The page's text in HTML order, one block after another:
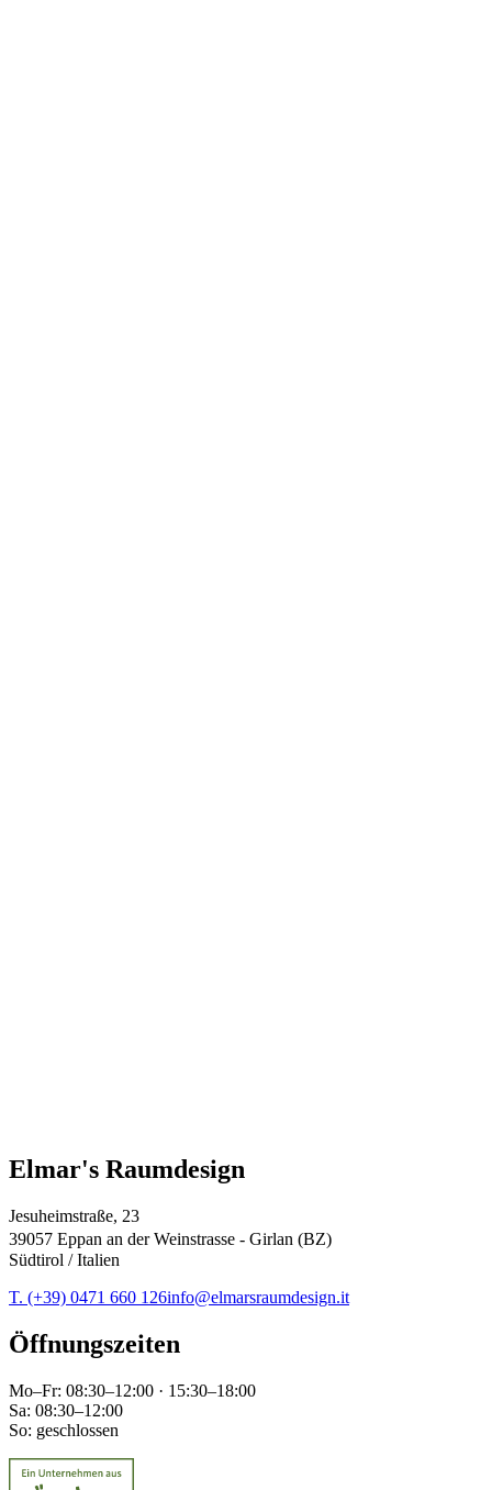
Elmar's Raumdesign
Jesuheimstraße, 23
39057 Eppan an der Weinstrasse - Girlan (BZ)
Südtirol / Italien
T. (+39) 0471 660 126info@elmarsraumdesign.it
Öffnungszeiten
Mo–Fr: 08:30–12:00 · 15:30–18:00
Sa: 08:30–12:00
So: geschlossen